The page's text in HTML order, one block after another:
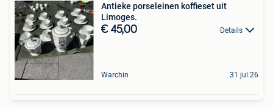
Antieke porseleinen koffieset uit
Limoges.
€ 45,00 Details
Warchin 31 jul 26